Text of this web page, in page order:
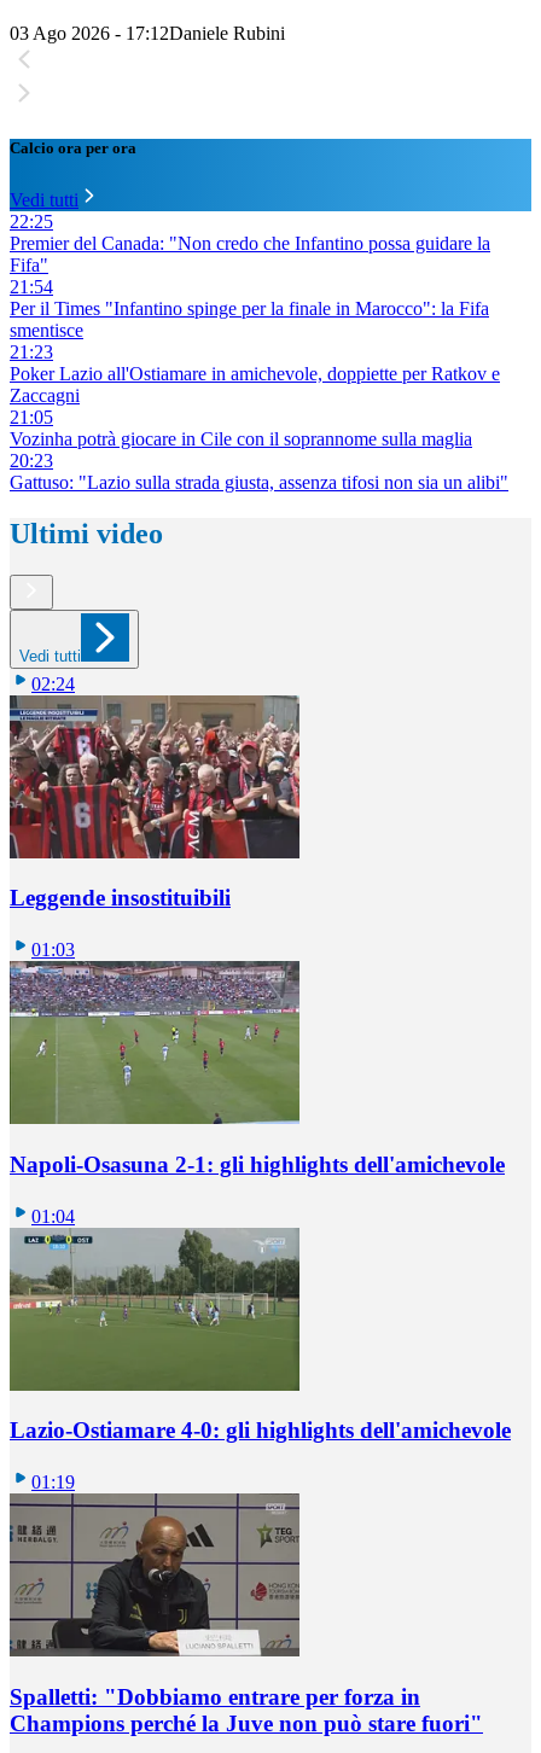
03 Ago 2026 - 17:12Daniele Rubini
Calcio ora per ora
Vedi tutti
22:25
Premier del Canada: "Non credo che Infantino possa guidare la
Fifa"
21:54
Per il Times "Infantino spinge per la finale in Marocco": la Fifa
smentisce
21:23
Poker Lazio all'Ostiamare in amichevole, doppiette per Ratkov e
Zaccagni
21:05
Vozinha potrà giocare in Cile con il soprannome sulla maglia
20:23
Gattuso: "Lazio sulla strada giusta, assenza tifosi non sia un alibi"
Ultimi video
Vedi tutti
02:24
Leggende insostituibili
01:03
Napoli-Osasuna 2-1: gli highlights dell'amichevole
01:04
Lazio-Ostiamare 4-0: gli highlights dell'amichevole
01:19
Spalletti: "Dobbiamo entrare per forza in
Champions perché la Juve non può stare fuori"